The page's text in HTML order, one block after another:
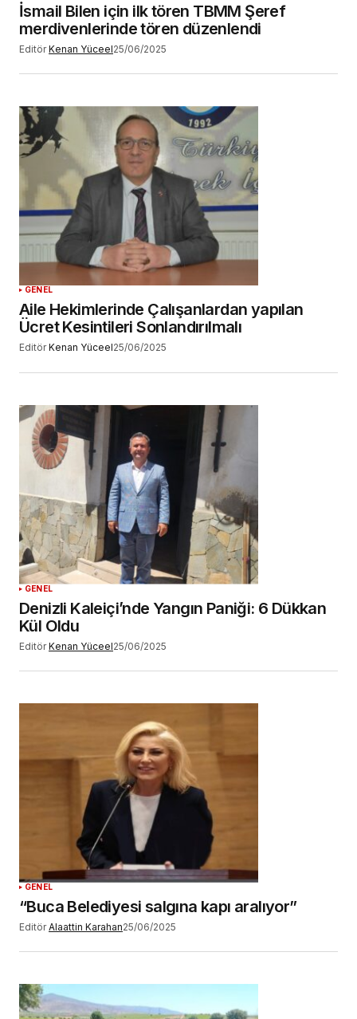
İsmail Bilen için ilk tören TBMM Şeref
merdivenlerinde tören düzenlendi
Editör Kenan Yüceel25/06/2025
GENEL
Aile Hekimlerinde Çalışanlardan yapılan
Ücret Kesintileri Sonlandırılmalı
Editör Kenan Yüceel25/06/2025
GENEL
Denizli Kaleiçi’nde Yangın Paniği: 6 Dükkan
Kül Oldu
Editör Kenan Yüceel25/06/2025
GENEL
“Buca Belediyesi salgına kapı aralıyor”
Editör Alaattin Karahan25/06/2025